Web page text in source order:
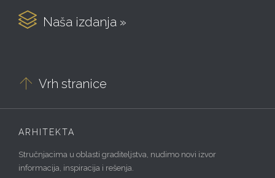
 Naša izdanja »
 Vrh stranice
ARHITEKTA
Stručnjacima u oblasti graditeljstva, nudimo novi izvor
informacija, inspiracija i rešenja.